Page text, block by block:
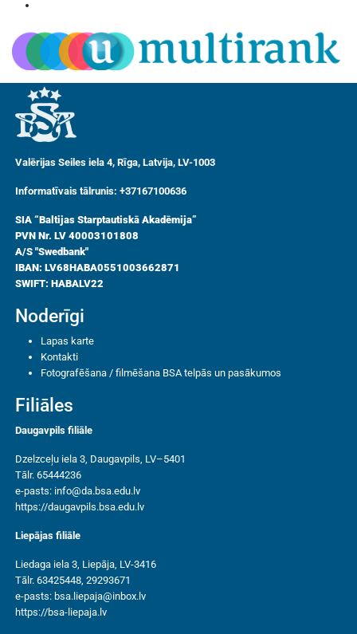
Valērijas Seiles iela 4, Rīga, Latvija, LV-1003
Informatīvais tālrunis: +37167100636
SIA “Baltijas Starptautiskā Akadēmija”
PVN Nr. LV 40003101808
A/S "Swedbank"
IBAN: LV68HABA0551003662871
SWIFT: HABALV22
Noderīgi
Lapas karte
Kontakti
Fotografēšana / filmēšana BSA telpās un pasākumos
Filiāles
Daugavpils filiāle
Dzelzceļu iela 3, Daugavpils, LV–5401
Tālr. 65444236
e-pasts: info@da.bsa.edu.lv
https://daugavpils.bsa.edu.lv
Liepājas filiāle
Liedaga iela 3, Liepāja, LV-3416
Tālr. 63425448, 29293671
e-pasts:bsa.liepaja@inbox.lv
https://bsa-liepaja.lv